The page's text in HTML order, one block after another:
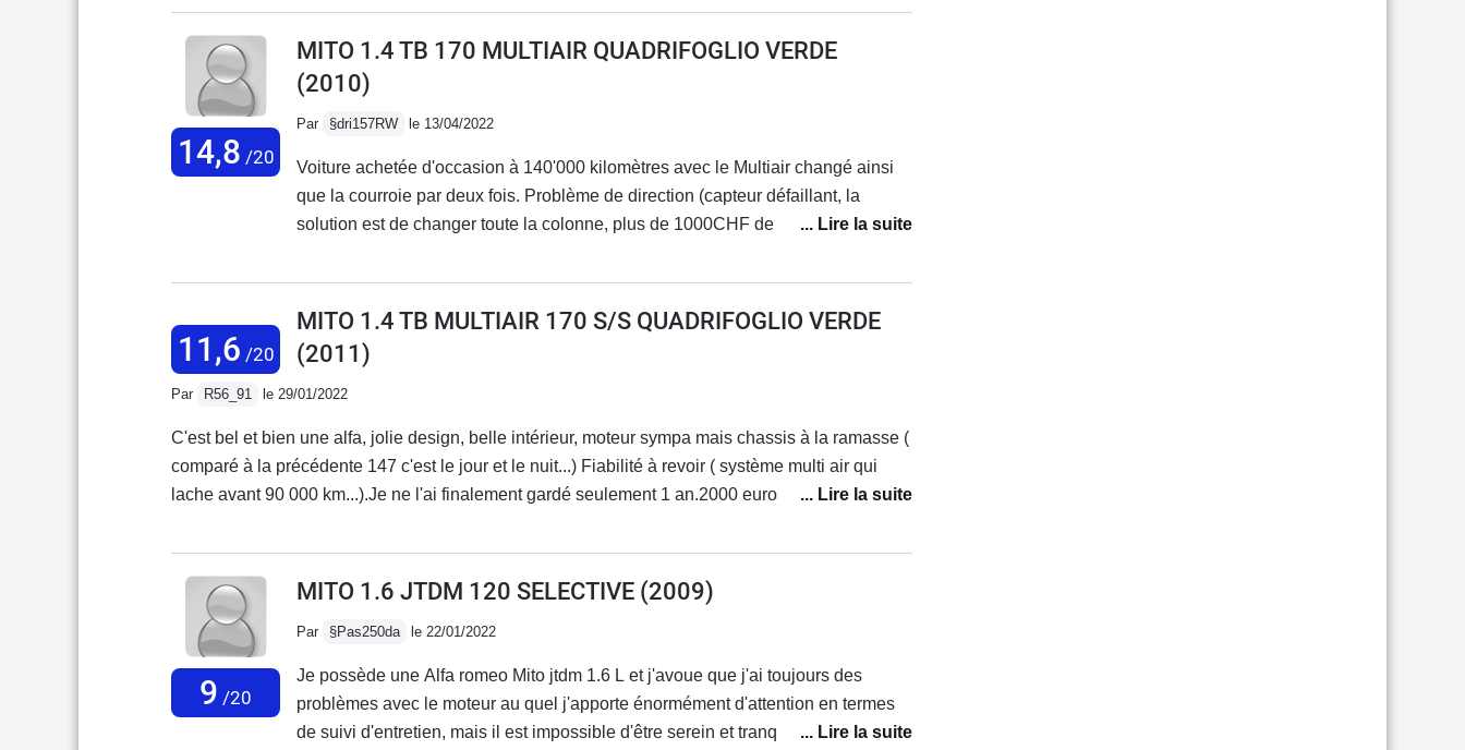
à 200000km également sans frais, je roule maintenant en mito 140ch auto quel
régal 55000km déjà, dommage qu'elle à que 3 portes.moteur alfa très fiable
14,8 /20
MITO 1.4 TB 170 MULTIAIR QUADRIFOGLIO VERDE
(2010)
Par §dri157RW le 13/04/2022
Voiture achetée d'occasion à 140'000 kilomètres avec le Multiair changé ainsi
que la courroie par deux fois. Problème de direction (capteur défaillant, la
solution est de changer toute la colonne, plus de 1000CHF de frais), problème
plus récemment panne moteur dû à un problème de pression... Une voiture
extraordinaire quand elle roule, mais ce n'est pas la plupart du temps...Voiture
assez bruyante sur autoroute, suspensions fermes mais confortable.Très belle
sonorité qui donne envie d'accélerer, même avec la ligne d'origine.Enfin
magnifique design, c'est une voiture très belle à regarder.
11,6 /20
MITO 1.4 TB MULTIAIR 170 S/S QUADRIFOGLIO VERDE
(2011)
Par R56_91 le 29/01/2022
C'est bel et bien une alfa, jolie design, belle intérieur, moteur sympa mais chassis à la ramasse (
comparé à la précédente 147 c'est le jour et le nuit...) Fiabilité à revoir ( système multi air qui
lache avant 90 000 km...).Je ne l'ai finalement gardé seulement 1 an.2000 euros de factures en
une conductrice à gentiment mis fin à mes souffrances en me refusant une priorité... RIP la mito
9 /20
MITO 1.6 JTDM 120 SELECTIVE (2009)
Par §Pas250da le 22/01/2022
Je possède une Alfa romeo Mito jtdm 1.6 L et j'avoue que j'ai toujours des
problèmes avec le moteur au quel j'apporte énormément d'attention en termes
de suivi d'entretien, mais il est impossible d'être serein et tranquille avec cette